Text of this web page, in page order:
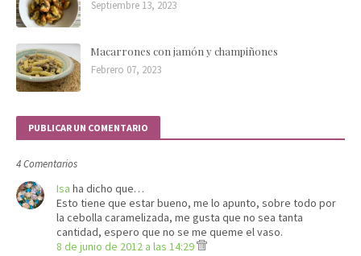
Septiembre 13, 2023
Macarrones con jamón y champiñones
Febrero 07, 2023
PUBLICAR UN COMENTARIO
4 Comentarios
Isa ha dicho que…
Esto tiene que estar bueno, me lo apunto, sobre todo por
la cebolla caramelizada, me gusta que no sea tanta
cantidad, espero que no se me queme el vaso.
8 de junio de 2012 a las 14:29